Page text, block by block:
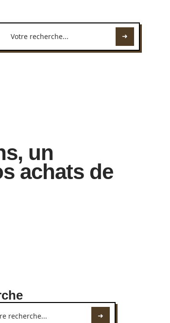
un
achats de